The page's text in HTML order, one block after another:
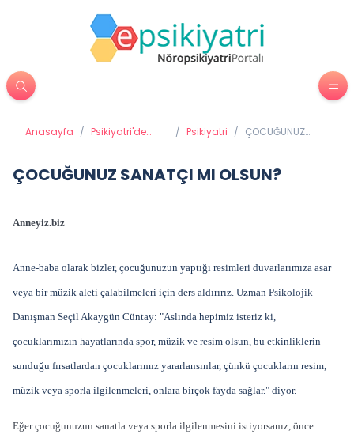
Anasayfa / Psikiyatri'de
/ Psikiyatri / ÇOCUĞUNUZ
ÇOCUĞUNUZ SANATÇI MI OLSUN?
Anneyiz.biz
Anne-baba olarak bizler, çocuğunuzun yaptığı resimleri duvarlarımıza asar
veya bir müzik aleti çalabilmeleri için ders aldırırız. Uzman Psikolojik
Danışman Seçil Akaygün Cüntay: "Aslında hepimiz isteriz ki,
çocuklarımızın hayatlarında spor, müzik ve resim olsun, bu etkinliklerin
sunduğu fırsatlardan çocuklarımız yararlansınlar, çünkü çocukların resim,
müzik veya sporla ilgilenmeleri, onlara birçok fayda sağlar." diyor.
Eğer çocuğunuzun sanatla veya sporla ilgilenmesini istiyorsanız, önce